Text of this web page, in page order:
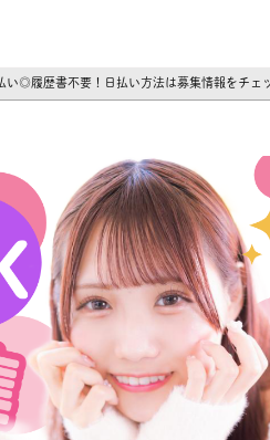
い◎履歴書不要！日払い方法は募集情報をチェ